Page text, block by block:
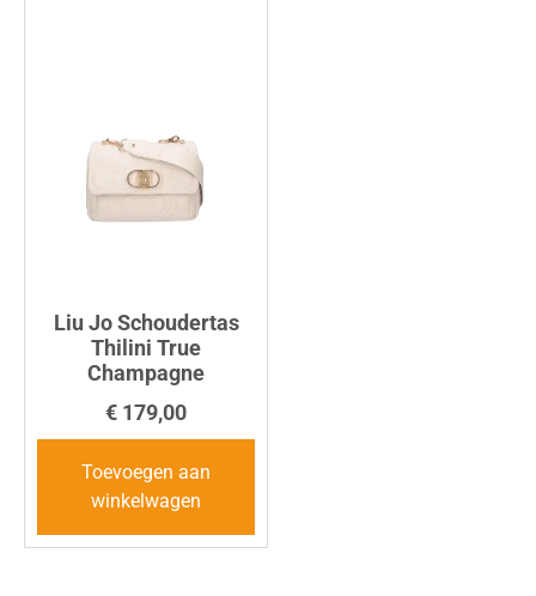
Liu Jo Schoudertas
Thilini True
Champagne
€ 179,00
Toevoegen aan
winkelwagen